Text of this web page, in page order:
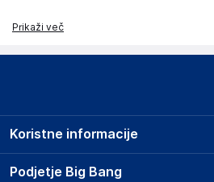
Prikaži več
Podjetje Big Bang
Koristne informacije
Prodajna mesta